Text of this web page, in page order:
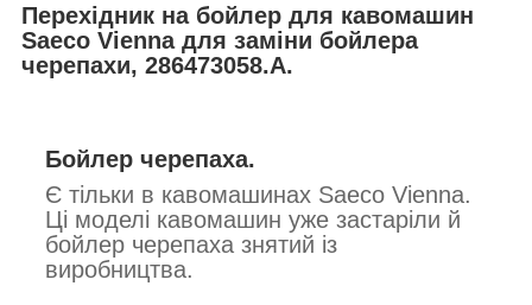
Перехідник на бойлер для кавомашин
Saeco Vienna для заміни бойлера
черепахи, 286473058.A.
Бойлер черепаха.
Є тільки в кавомашинах Saeco Vienna.
Ці моделі кавомашин уже застаріли й
бойлер черепаха знятий із
виробництва.